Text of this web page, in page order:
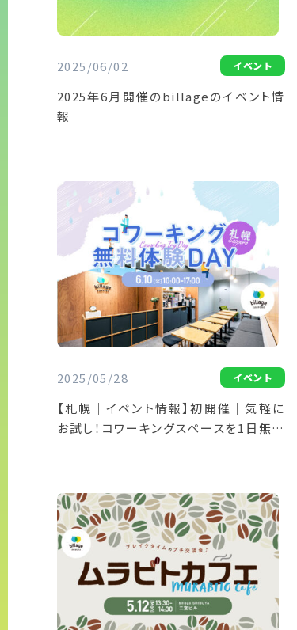
2025/06/02 イベント
2025年6月開催のbillageのイベント情
報
2025/05/28 イベント
【札幌｜イベント情報】初開催｜気軽に
お試し！コワーキングスペースを1日無料